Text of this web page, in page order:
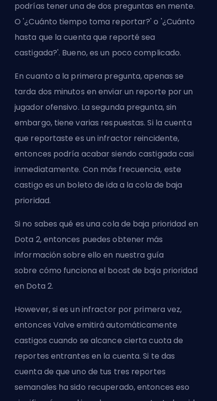
podrías tener una de dos preguntas en mente.
O '¿Cuánto tiempo toma reportar?' o '¿Cuánto
hasta que la cuenta que reporté sea
castigada?'. Bueno, es un poco complicado.
En cuanto a la primera pregunta, apenas se
tarda dos minutos en enviar un reporte por un
jugador ofensivo. La segunda pregunta, sin
embargo, tiene varias respuestas. Si la cuenta
que reportaste es un infractor reincidente,
entonces podría acabar siendo castigada casi
inmediatamente. Con más frecuencia, este
castigo es un boleto de ida a la cola de baja
prioridad.
Si no sabes qué es una cola de baja prioridad en
Dota 2, entonces puedes obtener más
información sobre ello en nuestra guía
sobre cómo funciona el boost de baja prioridad
en Dota 2.
However, si es un infractor por primera vez,
entonces Valve emitirá automáticamente
castigos cuando se alcance cierta cuota de
reportes entrantes en la cuenta. Si te das
cuenta de que uno de tus tres reportes
semanales ha sido recuperado, entonces eso